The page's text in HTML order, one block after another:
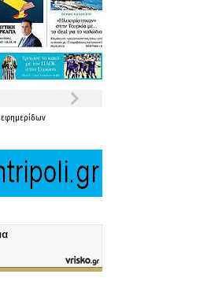
εφημερίδων